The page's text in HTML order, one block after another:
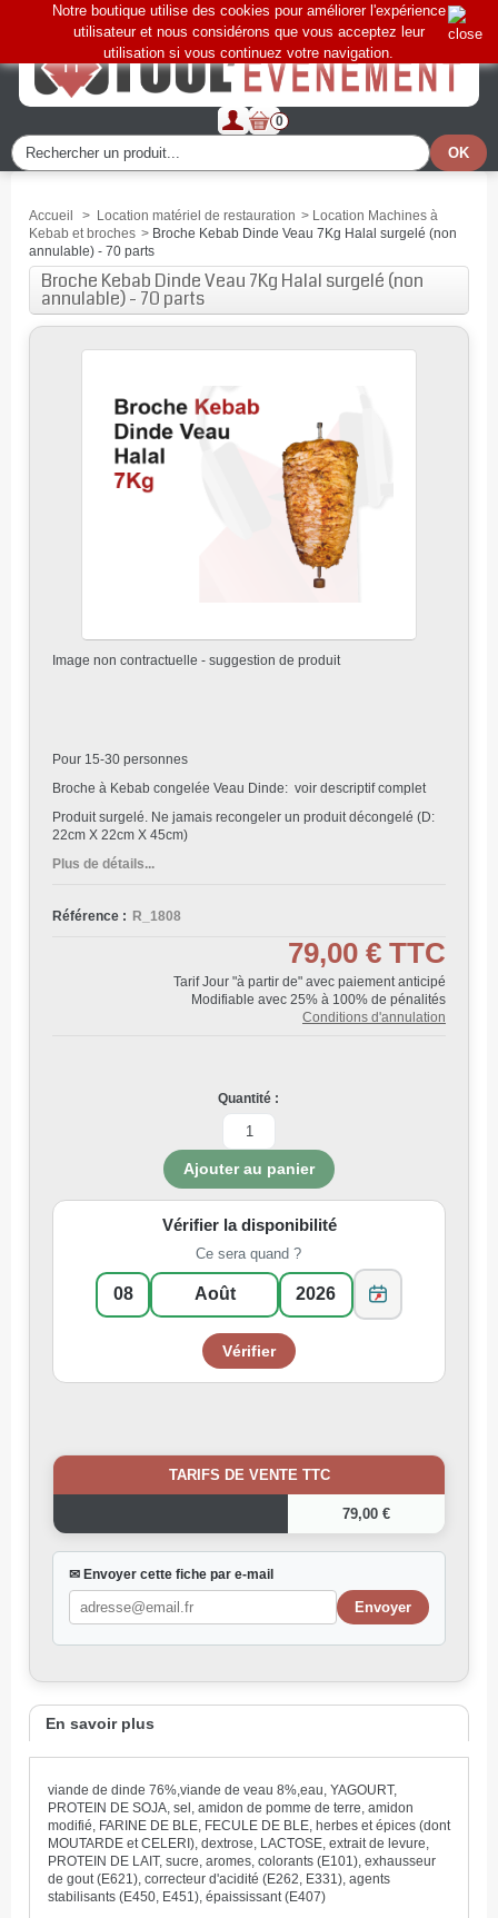
0
Notre boutique utilise des cookies pour améliorer l'expérience
utilisateur et nous considérons que vous acceptez leur
utilisation si vous continuez votre navigation.
Accueil > Location matériel de restauration > Location Machines à
Kebab et broches > Broche Kebab Dinde Veau 7Kg Halal surgelé (non
annulable) - 70 parts
Broche Kebab Dinde Veau 7Kg Halal surgelé (non
annulable) - 70 parts
Image non contractuelle - suggestion de produit
Pour 15-30 personnes
Broche à Kebab congelée Veau Dinde: voir descriptif complet
Produit surgelé. Ne jamais recongeler un produit décongelé (D:
22cm X 22cm X 45cm)
Plus de détails...
Référence : R_1808
79,00 € TTC
Tarif Jour "à partir de" avec paiement anticipé
Modifiable avec 25% à 100% de pénalités
Conditions d'annulation
Quantité :
Vérifier la disponibilité
Ce sera quand ?
TARIFS DE VENTE TTC
79,00 €
✉ Envoyer cette fiche par e-mail
En savoir plus
viande de dinde 76%,viande de veau 8%,eau, YAGOURT,
PROTEIN DE SOJA, sel, amidon de pomme de terre, amidon
modifié, FARINE DE BLE, FECULE DE BLE, herbes et épices (dont
MOUTARDE et CELERI), dextrose, LACTOSE, extrait de levure,
PROTEIN DE LAIT, sucre, aromes, colorants (E101), exhausseur
de gout (E621), correcteur d'acidité (E262, E331), agents
stabilisants (E450, E451), épaississant (E407)